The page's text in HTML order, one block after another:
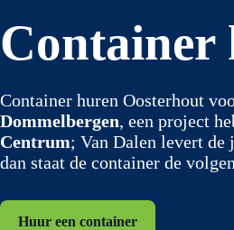
Container
Container huren Oosterhout
Dommelbergen, een project
Centrum; Van Dalen levert de
dan staat de container de
Huur een container